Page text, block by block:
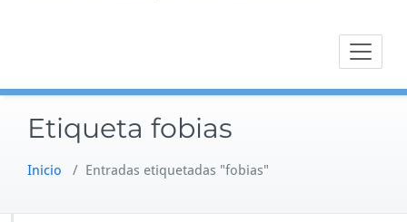
Etiqueta fobias
Inicio / Entradas etiquetadas "fobias"